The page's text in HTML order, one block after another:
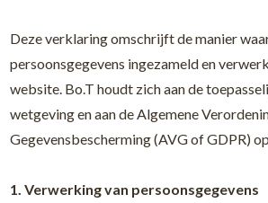
Deze verklaring omschrijft de manier
persoonsgegevens ingezameld en
website. Bo.T houdt zich aan de
wetgeving en aan de Algemene
Gegevensbescherming (AVG of GDPR)
1. Verwerking van persoonsgegevens